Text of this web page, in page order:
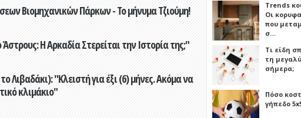
Βιομηχανικών Πάρκων - Το μήνυμα Τζιούμη!
Η Αρκαδία Στερείται την Ιστορία της;"
Λιβαδάκι): "Κλειστή για έξι (6) μήνες. Ακόμα να
κλιμάκιο"
Trends
Οι
που
σ…
Τι είδη
τη
σήμερα;
Πόσο
γήπεδο